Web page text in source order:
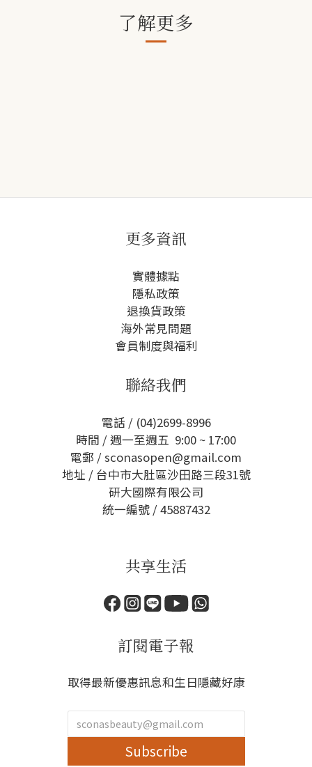
了解更多
更多資訊
實體據點
隱私政策
退換貨政策
海外常見問題
會員制度與福利
聯絡我們
電話 / (04)2699-8996
時間 / 週一至週五 9:00 ~ 17:00
電郵 / sconasopen@gmail.com
地址 / 台中市大肚區沙田路三段31號
研大國際有限公司
統一編號 / 45887432
共享生活
訂閱電子報
取得最新優惠訊息和生日隱藏好康
Subscribe